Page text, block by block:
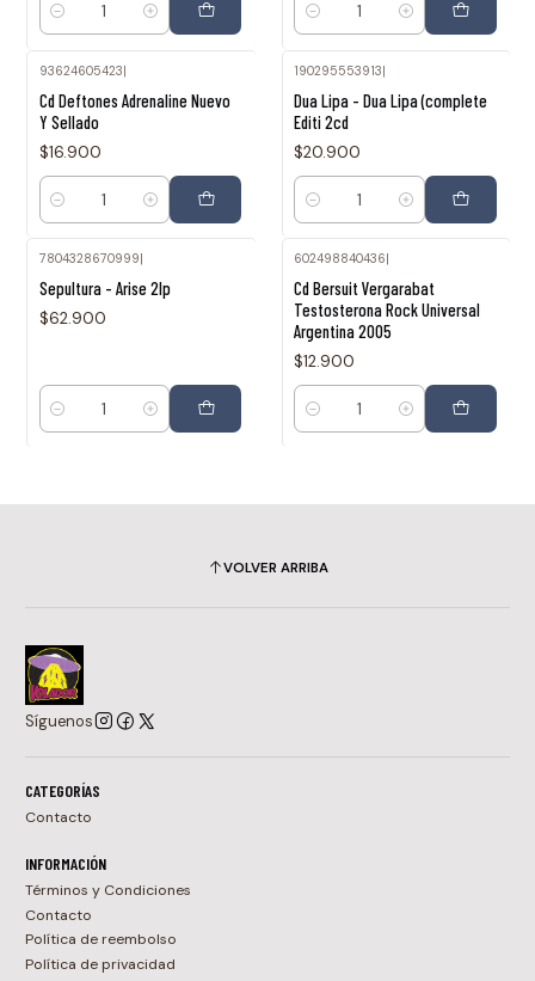
Cantidad Cantidad
93624605423|
Cd Deftones Adrenaline Nuevo
Y Sellado
$16.900
Cantidad
190295553913|
Dua Lipa - Dua Lipa (complete
Editi 2cd
$20.900
Cantidad
7804328670999
Sepultura - Arise 2lp
$62.900
Cantidad
602498840436
Cd Bersuit Vergarabat
Testosterona Rock Universal
Argentina 2005
$12.900
Cantidad
VOLVER ARRIBA
Síguenos
CATEGORÍAS
Contacto
INFORMACIÓN
Términos y Condiciones
Contacto
Política de reembolso
Política de privacidad